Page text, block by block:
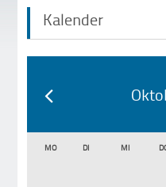
Kalender
MO DI MI